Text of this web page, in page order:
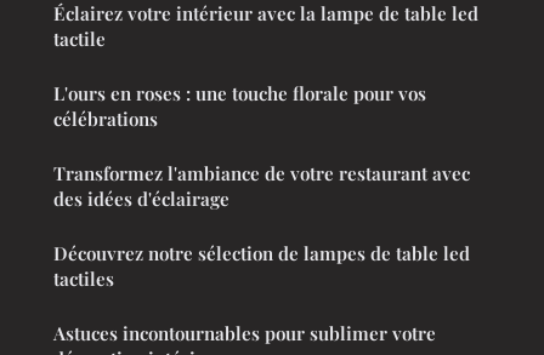
Éclairez votre intérieur avec la lampe de table led
tactile
L'ours en roses : une touche florale pour vos
célébrations
Transformez l'ambiance de votre restaurant avec
des idées d'éclairage
Découvrez notre sélection de lampes de table led
tactiles
Astuces incontournables pour sublimer votre